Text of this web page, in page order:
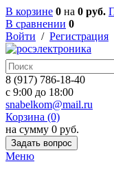
В корзине 0 на 0 руб.
В сравнении 0
Войти / Регистрация
8 (917) 786-18-40
c 9:00 до 18:00
snabelkom@mail.ru
Корзина (0)
на сумму 0 руб.
Задать вопрос
Меню